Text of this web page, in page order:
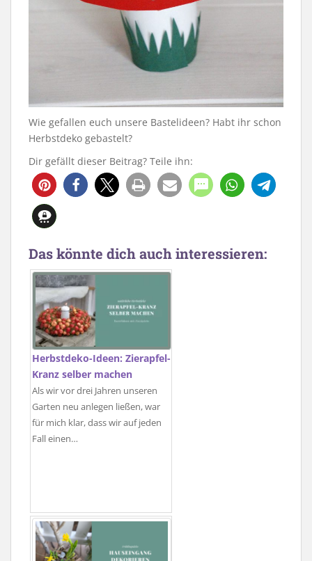
Wie gefallen euch unsere Bastelideen? Habt ihr schon
Herbstdeko gebastelt?
Dir gefällt dieser Beitrag? Teile ihn:
1126
2
Das könnte dich auch interessieren:
Herbstdeko-Ideen: Zierapfel-
Kranz selber machen
Als wir vor drei Jahren unseren
Garten neu anlegen ließen, war
für mich klar, dass wir auf jeden
Fall einen…